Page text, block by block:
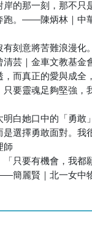
的那一刻，那不只
跑。――陳炳林｜中
刻意將苦難浪漫化
芸｜金車文教基金
而真正的愛與成全
要靈魂足夠堅強，
白她口中的「勇敢
選擇勇敢面對。我
師
只要有機會，我都
簡麗賢｜北一女中